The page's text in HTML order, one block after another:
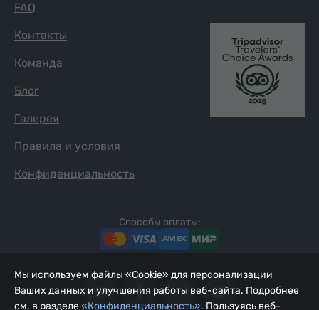
FAQ
Контакты
Команда
Блог
Галерея
Правила и условия
Конфиденциальность
Способы оплаты:
Мы используем файлы «Cookie» для персонализации
Ваших данных и улучшения работы веб-сайта. Подробнее
см. в разделе«Конфиденциальность». Пользуясь веб-